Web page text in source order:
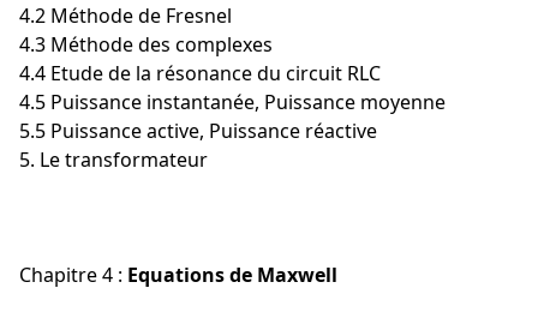
4.2 Méthode de Fresnel
4.3 Méthode des complexes
4.4 Etude de la résonance du circuit RLC
4.5 Puissance instantanée, Puissance moyenne
5.5 Puissance active, Puissance réactive
5. Le transformateur
Chapitre 4 : Equations de Maxwell